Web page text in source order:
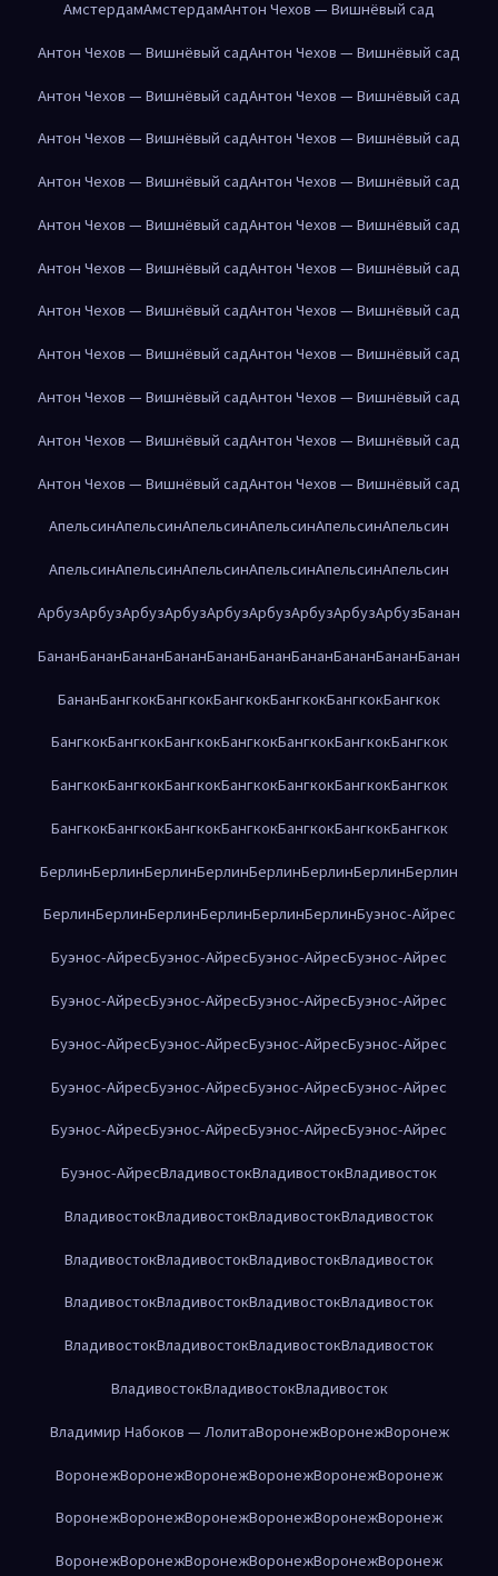
АмстердамАмстердамАнтон Чехов — Вишнёвый сад
Антон Чехов — Вишнёвый садАнтон Чехов — Вишнёвый сад
Антон Чехов — Вишнёвый садАнтон Чехов — Вишнёвый сад
Антон Чехов — Вишнёвый садАнтон Чехов — Вишнёвый сад
Антон Чехов — Вишнёвый садАнтон Чехов — Вишнёвый сад
Антон Чехов — Вишнёвый садАнтон Чехов — Вишнёвый сад
Антон Чехов — Вишнёвый садАнтон Чехов — Вишнёвый сад
Антон Чехов — Вишнёвый садАнтон Чехов — Вишнёвый сад
Антон Чехов — Вишнёвый садАнтон Чехов — Вишнёвый сад
Антон Чехов — Вишнёвый садАнтон Чехов — Вишнёвый сад
Антон Чехов — Вишнёвый садАнтон Чехов — Вишнёвый сад
Антон Чехов — Вишнёвый садАнтон Чехов — Вишнёвый сад
АпельсинАпельсинАпельсинАпельсинАпельсинАпельсин
АпельсинАпельсинАпельсинАпельсинАпельсинАпельсин
АрбузАрбузАрбузАрбузАрбузАрбузАрбузАрбузАрбузБанан
БананБананБананБананБананБананБананБананБананБанан
БананБангкокБангкокБангкокБангкокБангкокБангкок
БангкокБангкокБангкокБангкокБангкокБангкокБангкок
БангкокБангкокБангкокБангкокБангкокБангкокБангкок
БангкокБангкокБангкокБангкокБангкокБангкокБангкок
БерлинБерлинБерлинБерлинБерлинБерлинБерлинБерлин
БерлинБерлинБерлинБерлинБерлинБерлинБуэнос-Айрес
Буэнос-АйресБуэнос-АйресБуэнос-АйресБуэнос-Айрес
Буэнос-АйресБуэнос-АйресБуэнос-АйресБуэнос-Айрес
Буэнос-АйресБуэнос-АйресБуэнос-АйресБуэнос-Айрес
Буэнос-АйресБуэнос-АйресБуэнос-АйресБуэнос-Айрес
Буэнос-АйресБуэнос-АйресБуэнос-АйресБуэнос-Айрес
Буэнос-АйресВладивостокВладивостокВладивосток
ВладивостокВладивостокВладивостокВладивосток
ВладивостокВладивостокВладивостокВладивосток
ВладивостокВладивостокВладивостокВладивосток
ВладивостокВладивостокВладивостокВладивосток
ВладивостокВладивостокВладивосток
Владимир Набоков — ЛолитаВоронежВоронежВоронеж
ВоронежВоронежВоронежВоронежВоронежВоронеж
ВоронежВоронежВоронежВоронежВоронежВоронеж
ВоронежВоронежВоронежВоронежВоронежВоронеж